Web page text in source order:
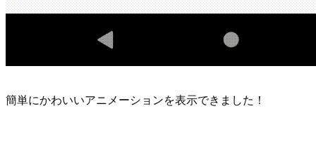
簡単にかわいいアニメーションを表示できました！